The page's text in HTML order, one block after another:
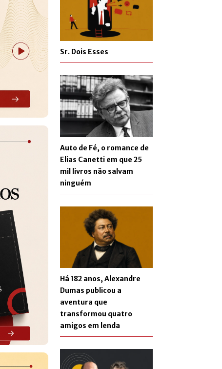
Sr. Dois Esses
Auto de Fé, o romance de
Elias Canetti em que 25
mil livros não salvam
ninguém
Há 182 anos, Alexandre
Dumas publicou a
aventura que
transformou quatro
amigos em lenda